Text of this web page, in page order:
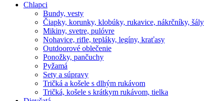
Chlapci
Bundy, vesty
Čiapky, korunky, klobúky, rukavice, nákrčníky, šály
Mikiny, svetre, pulóvre
Nohavice, rifle, tepláky, legíny, kraťasy
Outdoorové oblečenie
Ponožky, pančuchy
Pyžamá
Sety a súpravy
Tričká a košele s dlhým rukávom
Tričká, košele s krátkym rukávom, tielka